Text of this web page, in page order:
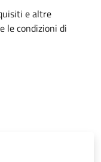
e altre
le condizioni di